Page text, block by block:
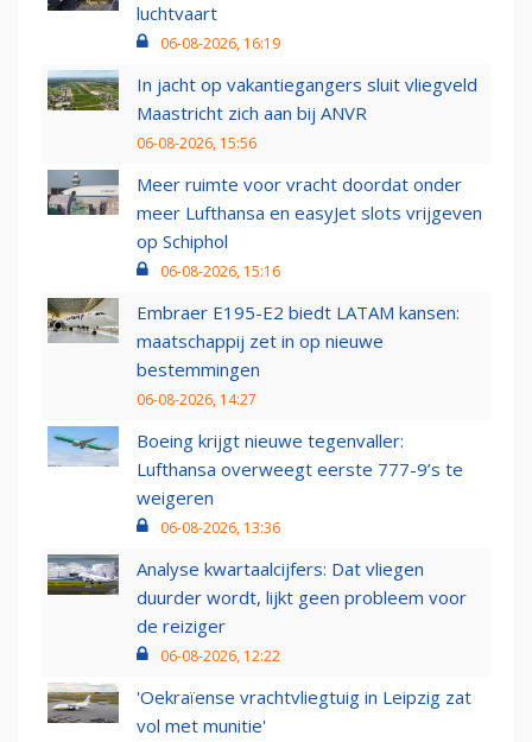
luchtvaart
06-08-2026, 16:19
In jacht op vakantiegangers sluit vliegveld
Maastricht zich aan bij ANVR
06-08-2026, 15:56
Meer ruimte voor vracht doordat onder
meer Lufthansa en easyJet slots vrijgeven
op Schiphol
06-08-2026, 15:16
Embraer E195-E2 biedt LATAM kansen:
maatschappij zet in op nieuwe
bestemmingen
06-08-2026, 14:27
Boeing krijgt nieuwe tegenvaller:
Lufthansa overweegt eerste 777-9’s te
weigeren
06-08-2026, 13:36
Analyse kwartaalcijfers: Dat vliegen
duurder wordt, lijkt geen probleem voor
de reiziger
06-08-2026, 12:22
'Oekraïense vrachtvliegtuig in Leipzig zat
vol met munitie'